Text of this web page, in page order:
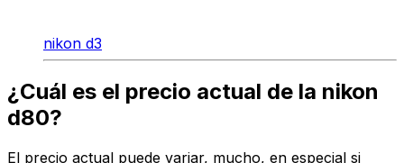
nikon d3
¿Cuál es el precio actual de la nikon
d80?
El precio actual puede variar, mucho, en especial si